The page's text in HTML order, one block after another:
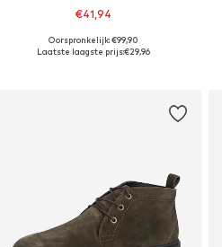
€41,94
Beschikbare maten: 40, 41, 42, 43, 44, 45
Oorspronkelijk: €99,90
Laatste laagste prijs:€29,96